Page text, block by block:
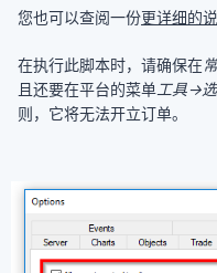
您也可以查阅一份更详细的
在执行此脚本时，请确保在
且还要在平台的菜单工具→
则，它将无法开立订单。